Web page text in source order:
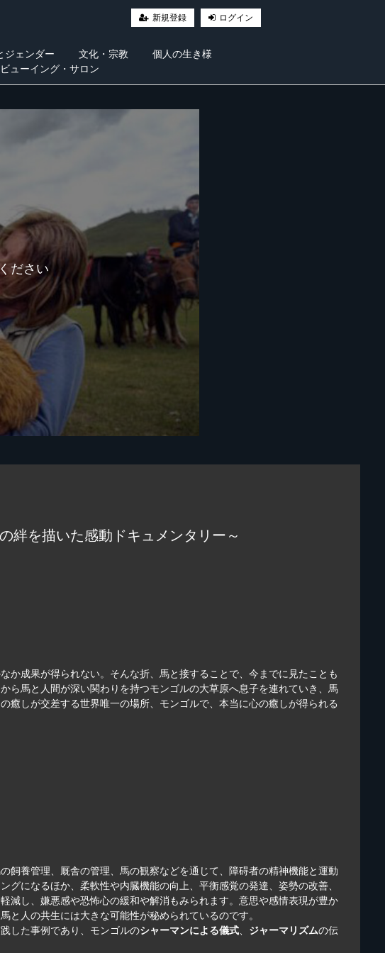
新規登録 ログイン
ジェンダー 文化・宗教
個人の生き様
ビューイング・サロン
ださい
絆を描いた感動ドキュメンタリー～
か成果が得られない。そんな折、馬と接することで、今までに見たことも
ら馬と人間が深い関わりを持つモンゴルの大草原へ息子を連れていき、馬
癒しが交差する世界唯一の場所、モンゴルで、本当に心の癒しが得られる
飼養管理、厩舎の管理、馬の観察などを通じて、障碍者の精神機能と運動
になるほか、柔軟性や内臓機能の向上、平衡感覚の発達、姿勢の改善、
減し、嫌悪感や恐怖心の緩和や解消もみられます。意思や感情表現が豊か
人の共生には大きな可能性が秘められているのです。
した事例であり、モンゴルのシャーマンによる儀式 ジャーマリズムの伝